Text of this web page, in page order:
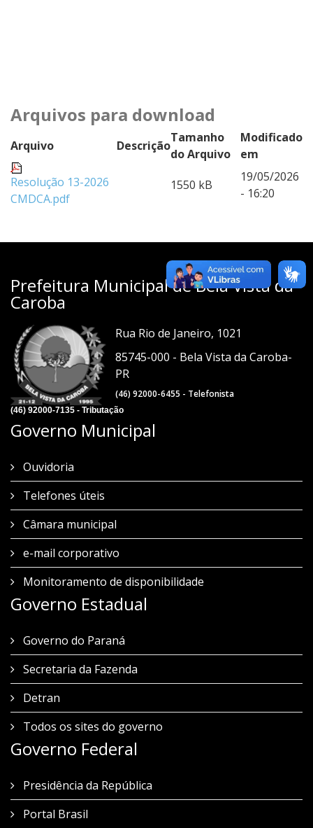
Arquivos para download
Arquivo Descrição
Tamanho
do Arquivo
Modificado
em
Resolução 13-2026
CMDCA.pdf
1550 kB
19/05/2026
- 16:20
Prefeitura Municipal de Bela Vista da
Caroba
Rua Rio de Janeiro, 1021
85745-000 - Bela Vista da Caroba-
PR
(46) 92000-6455 - Telefonista
(46) 92000-7135 - Tributação
Governo Municipal
Ouvidoria
Telefones úteis
Câmara municipal
e-mail corporativo
Monitoramento de disponibilidade
Governo Estadual
Governo do Paraná
Secretaria da Fazenda
Detran
Todos os sites do governo
Governo Federal
Presidência da República
Portal Brasil